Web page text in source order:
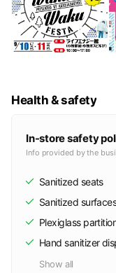
Health & safety
In-store safety
Info provided by the
Sanitized seats
Sanitized
Plexiglass
Hand sanitizer
Show all